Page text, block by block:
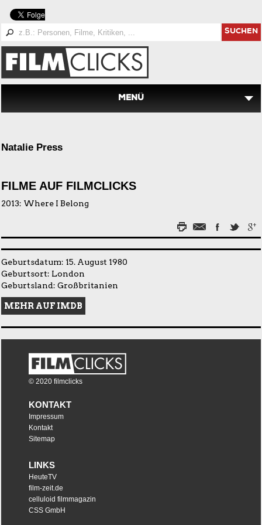
SUCHEN
MENÜ
Natalie Press
FILME AUF FILMCLICKS
2013: Where I Belong
Geburtsdatum: 15. August 1980
Geburtsort: London
Geburtsland: Großbritanien
MEHR AUF IMDB
© 2020 filmclicks
KONTAKT
Impressum
Kontakt
Sitemap
LINKS
HeuteTV
film-zeit.de
celluloid filmmagazin
CSS GmbH